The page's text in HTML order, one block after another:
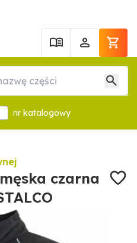
nr katalogowy
czarna